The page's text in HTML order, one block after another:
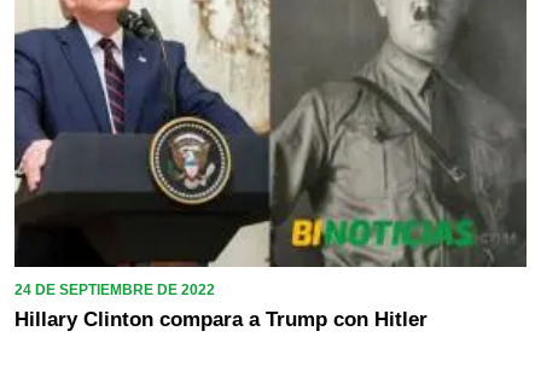
24 DE SEPTIEMBRE DE 2022
Hillary Clinton compara a Trump con Hitler